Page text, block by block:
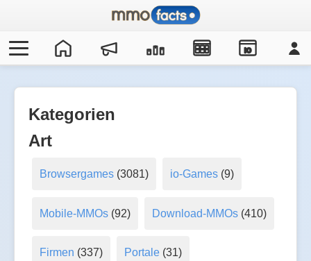
IO
Kategorien
Art
Browsergames(3081) io-Games (9)
Mobile-MMOs(92) Download-MMOs (410)
Firmen (337) Portale (31)